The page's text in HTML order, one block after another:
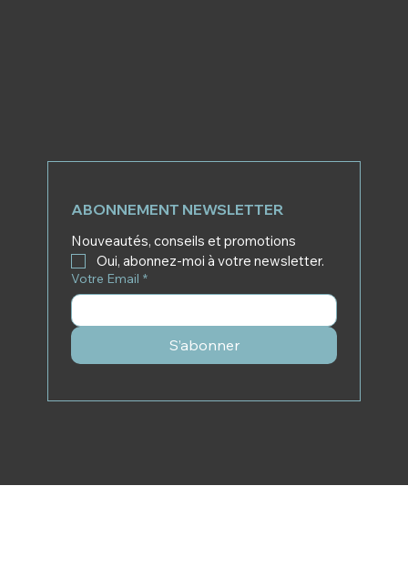
ABONNEMENT NEWSLETTER
Nouveautés, conseils et promotions
Oui, abonnez-moi à votre newsletter.
Votre Email *
S’abonner